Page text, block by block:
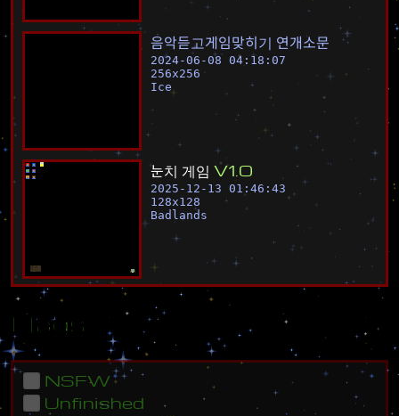
음악듣고게임맞히기 연개소문
2024-06-08 04:18:07
256x256
Ice
눈치 게임 V1 0
2025-12-13 01:46:43
128x128
Badlands
Flags
NSFW
Unfinished